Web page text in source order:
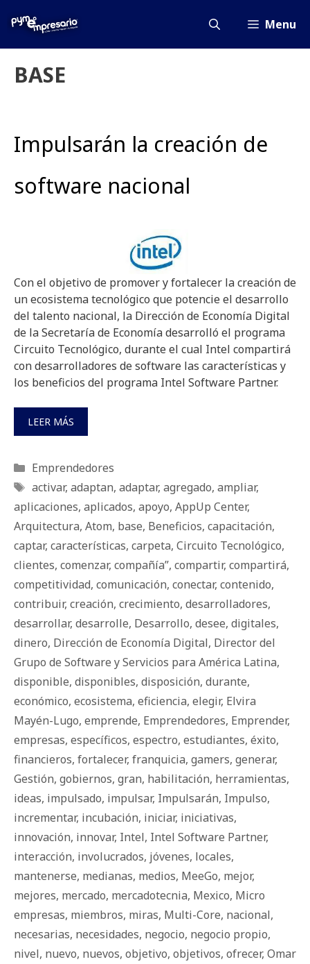
Menu
BASE
Impulsarán la creación de
software nacional
Con el objetivo de promover y fortalecer la creación de
un ecosistema tecnológico que potencie el desarrollo
del talento nacional, la Dirección de Economía Digital
de la Secretaría de Economía desarrolló el programa
Circuito Tecnológico, durante el cual Intel compartirá
con desarrolladores de software las características y
los beneficios del programa Intel Software Partner.
LEER MÁS
Categorías
Emprendedores
Etiquetas
activar, adaptan, adaptar, agregado, ampliar,
aplicaciones, aplicados, apoyo, AppUp Center,
Arquitectura, Atom, base, Beneficios, capacitación,
captar, características, carpeta, Circuito Tecnológico,
clientes, comenzar, compañía”, compartir, compartirá,
competitividad, comunicación, conectar, contenido,
contribuir, creación, crecimiento, desarrolladores,
desarrollar, desarrolle, Desarrollo, desee, digitales,
dinero, Dirección de Economía Digital, Director del
Grupo de Software y Servicios para América Latina,
disponible, disponibles, disposición, durante,
económico, ecosistema, eficiencia, elegir, Elvira
Mayén-Lugo, emprende, Emprendedores, Emprender,
empresas, específicos, espectro, estudiantes, éxito,
financieros, fortalecer, franquicia, gamers, generar,
Gestión, gobiernos, gran, habilitación, herramientas,
ideas, impulsado, impulsar, Impulsarán, Impulso,
incrementar, incubación, iniciar, iniciativas,
innovación, innovar, Intel, Intel Software Partner,
interacción, involucrados, jóvenes, locales,
mantenerse, medianas, medios, MeeGo, mejor,
mejores, mercado, mercadotecnia, Mexico, Micro
empresas, miembros, miras, Multi-Core, nacional,
necesarias, necesidades, negocio, negocio propio,
nivel, nuevo, nuevos, objetivo, objetivos, ofrecer, Omar